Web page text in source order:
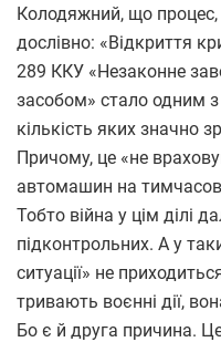
Колодяжний, що
дослівно: «Відкриття
289 ККУ «Незаконне
засобом» стало одним
кількість яких значно
Причому, це «не
автомашин на
Тобто війна у цім ділі
підконтрольних. А у
ситуації» не
тривають воєнні дії,
Бо є й друга причина.